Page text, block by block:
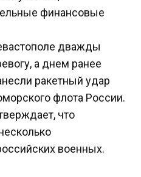
финансовые
дважды
а днем ранее
ракетный удар
флота России.
что
военных.